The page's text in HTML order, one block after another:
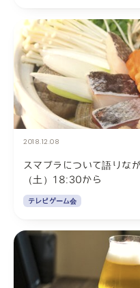
2018.12.08
スマブラについて語りな
（土）18:30から
テレビゲーム会